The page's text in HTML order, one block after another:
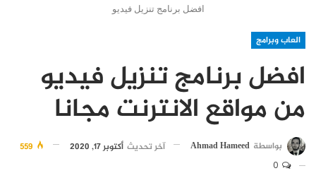
افضل برنامج تنزيل فيديو
العاب وبرامج
افضل برنامج تنزيل فيديو
من مواقع الانترنت مجانا
بواسطة Ahmad Hameed آخر تحديث أكتوبر 17, 2020